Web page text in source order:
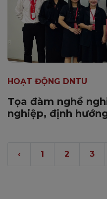
HOẠT ĐỘNG DNTU
Tọa đàm nghề
nghiệp, định
‹ 1 2 3